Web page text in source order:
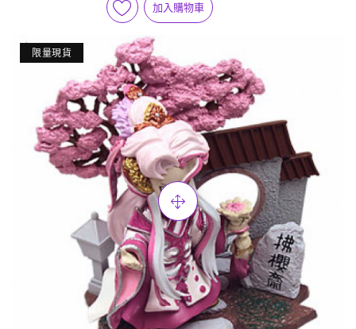
加入購物車
限量現貨